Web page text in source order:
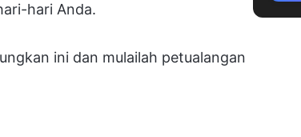
hari Anda.
ini dan mulailah petualangan